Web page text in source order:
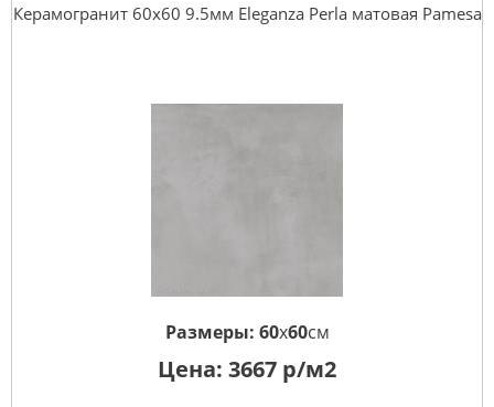
Керамогранит 60x60 9.5мм Eleganza Perla матовая Pamesa
Размеры: 60x60см
Цена: 3667 р/м2